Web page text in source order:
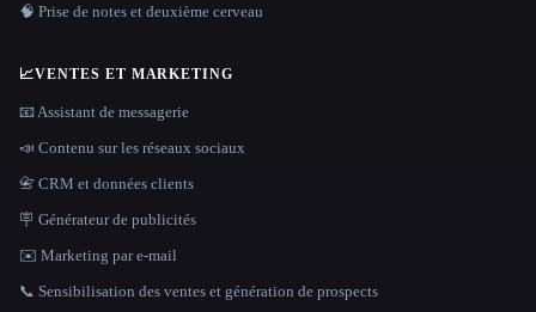
🧠 Prise de notes et deuxième cerveau
📈VENTES ET MARKETING
📧 Assistant de messagerie
📣 Contenu sur les réseaux sociaux
📇 CRM et données clients
🪧 Générateur de publicités
✉️ Marketing par e-mail
📞 Sensibilisation des ventes et génération de prospects